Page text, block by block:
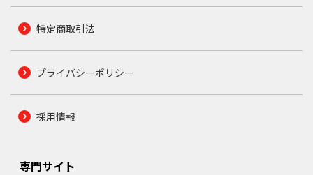
特定商取引法
プライバシーポリシー
採用情報
専門サイト